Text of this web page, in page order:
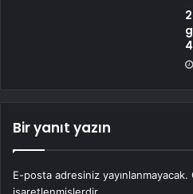
Bir yanıt yazın
E-posta adresiniz yayınlanmayacak.